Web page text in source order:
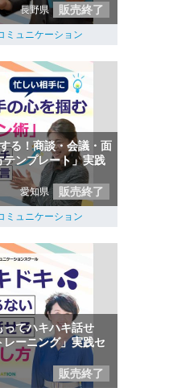
長野県 販売終了
ミュニケーション
る！商談・会議・面
ンプレート」実践
愛知県 販売終了
ミュニケーション
ってハキハキ話せ
ーニング」実践セ
販売終了